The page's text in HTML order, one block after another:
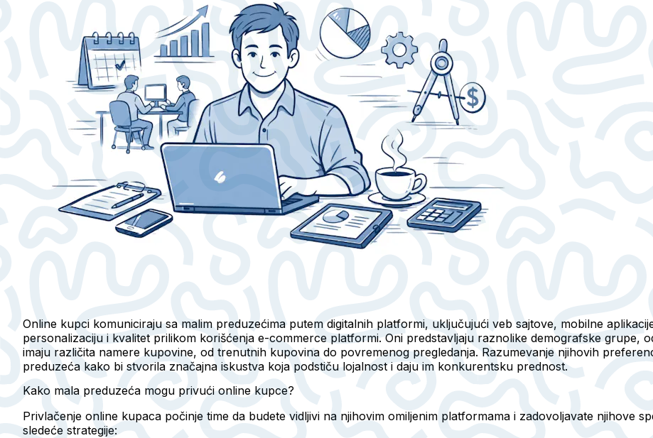
Online kupci komuniciraju sa malim preduzećima putem digitalnih platformi, uključujući veb sajtove, mobilne
personalizaciju i kvalitet prilikom korišćenja e-commerce platformi. Oni predstavljaju raznolike demografske grupe,
imaju različita namere kupovine, od trenutnih kupovina do povremenog pregledanja. Razumevanje njihovih
preduzeća kako bi stvorila značajna iskustva koja podstiču lojalnost i daju im konkurentsku prednost.
Kako mala preduzeća mogu privući online kupce?
Privlačenje online kupaca počinje time da budete vidljivi na njihovim omiljenim platformama i zadovoljavate njihove
sledeće strategije: